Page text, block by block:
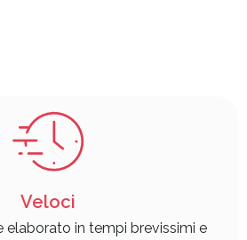
Veloci
elaborato in tempi brevissimi e